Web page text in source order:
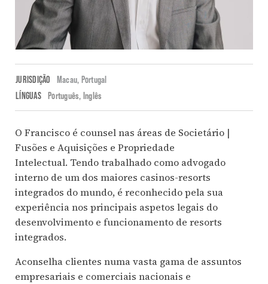
JURISDIÇÃO Macau, Portugal
LÍNGUAS Português Inglês
O Francisco é counsel nas áreas de Societário |
Fusões e Aquisições e Propriedade
Intelectual. Tendo trabalhado como advogado
interno de um dos maiores casinos-resorts
integrados do mundo, é reconhecido pela sua
experiência nos principais aspetos legais do
desenvolvimento e funcionamento de resorts
integrados.
Aconselha clientes numa vasta gama de assuntos
empresariais e comerciais nacionais e